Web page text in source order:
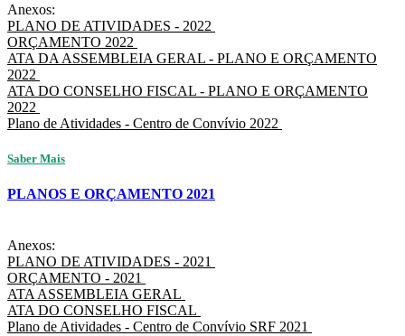
Anexos:
PLANO DE ATIVIDADES - 2022
ORÇAMENTO 2022
ATA DA ASSEMBLEIA GERAL - PLANO E ORÇAMENTO
2022
ATA DO CONSELHO FISCAL - PLANO E ORÇAMENTO
2022
Plano de Atividades - Centro de Convívio 2022
Saber Mais
PLANOS E ORÇAMENTO 2021
Anexos:
PLANO DE ATIVIDADES - 2021
ORÇAMENTO - 2021
ATA ASSEMBLEIA GERAL
ATA DO CONSELHO FISCAL
Plano de Atividades - Centro de Convívio SRF 2021